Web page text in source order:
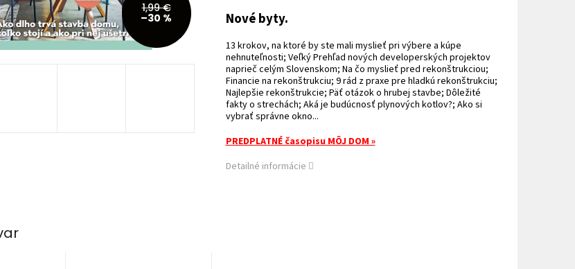
1,99 €
–30 % Nové byty.
13 krokov, na ktoré by ste mali myslieť pri výbere a kúpe
nehnuteľnosti; Veľký Prehľad nových developerských projektov
naprieč celým Slovenskom; Na čo myslieť pred rekonštrukciou;
Financie na rekonštrukciu; 9 rád z praxe pre hladkú rekonštrukciu;
Najlepšie rekonštrukcie; Päť otázok o hrubej stavbe; Dôležité
fakty o strechách; Aká je budúcnosť plynových kotlov?; Ako si
vybrať správne okno...
PREDPLATNÉ časopisu MÔJ DOM »
Detailné informácie